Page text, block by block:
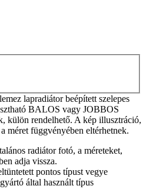
lapradiátor beépített szelepes
BALOS vagy JOBBOS
külön rendelhető. A kép illusztráció,
méret függvényében eltérhetnek.
radiátor fotó, a méreteket,
adja vissza.
pontos típust vegye
által használt típus